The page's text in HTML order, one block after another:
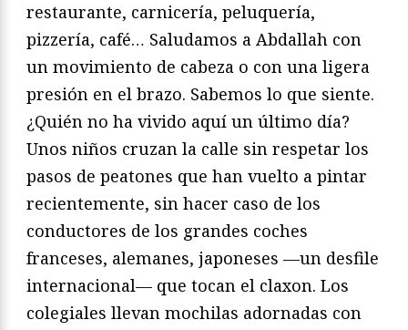
restaurante, carnicería, peluquería,
pizzería, café… Saludamos a Abdallah con
un movimiento de cabeza o con una ligera
presión en el brazo. Sabemos lo que siente.
¿Quién no ha vivido aquí un último día?
Unos niños cruzan la calle sin respetar los
pasos de peatones que han vuelto a pintar
recientemente, sin hacer caso de los
conductores de los grandes coches
franceses, alemanes, japoneses —un desfile
internacional— que tocan el claxon. Los
colegiales llevan mochilas adornadas con